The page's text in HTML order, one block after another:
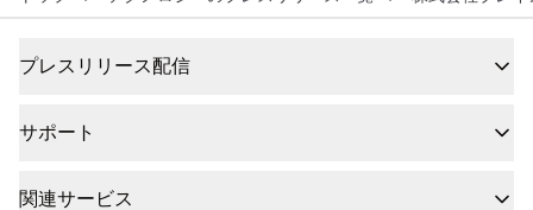
プレスリリース配信
サポート
関連サービス